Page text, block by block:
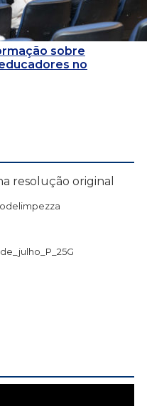
sobre
no
resolução original